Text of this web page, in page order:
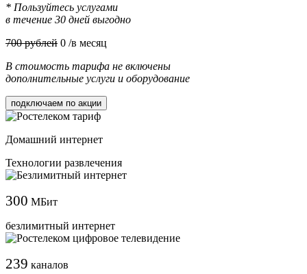
* Пользуйтесь услугами
в течение 30 дней выгодно
700 рублей 0 /в месяц
В стоимость тарифа не включены
дополнительные услуги и оборудование
подключаем по акции
Домашний интернет
Технологии развлечения
300 МБит
безлимитный интернет
239 каналов